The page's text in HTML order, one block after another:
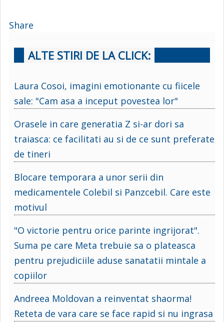
Share
ALTE STIRI DE LA CLICK:
Laura Cosoi, imagini emotionante cu fiicele
sale: "Cam asa a inceput povestea lor"
Orasele in care generatia Z si-ar dori sa
traiasca: ce facilitati au si de ce sunt preferate
de tineri
Blocare temporara a unor serii din
medicamentele Colebil si Panzcebil. Care este
motivul
"O victorie pentru orice parinte ingrijorat".
Suma pe care Meta trebuie sa o plateasca
pentru prejudiciile aduse sanatatii mintale a
copiilor
Andreea Moldovan a reinventat shaorma!
Reteta de vara care se face rapid si nu ingrasa